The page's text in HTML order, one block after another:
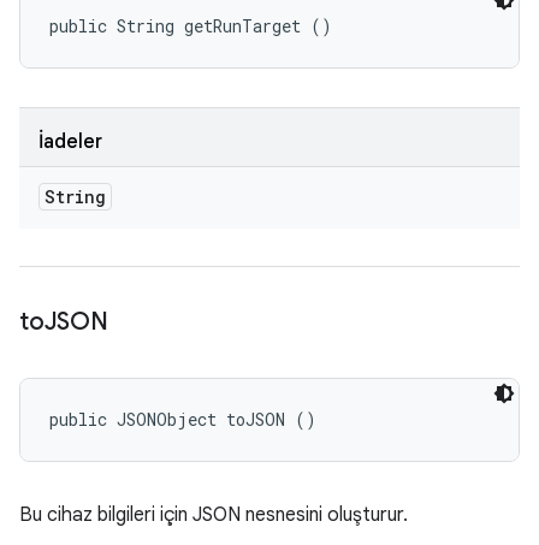
public String getRunTarget ()
İadeler
String
toJSON
public JSONObject toJSON ()
Bu cihaz bilgileri için JSON nesnesini oluşturur.